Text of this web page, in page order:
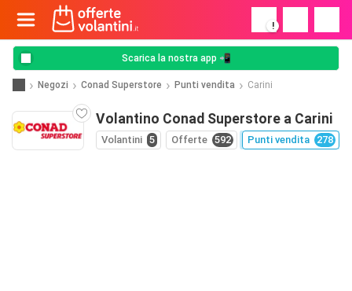
!
Scarica la nostra app 📲
Negozi Conad Superstore Punti vendita Carini
Volantino Conad Superstore a Carini
Volantini 5 Offerte 592 Punti vendita 278